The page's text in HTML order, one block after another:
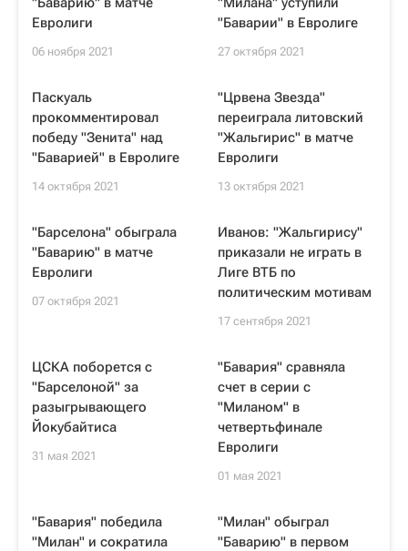
Евролиги
06 ноября 2021
"Баварии" в Евролиге
27 октября 2021
Паскуаль
прокомментировал
победу "Зенита" над
"Баварией" в Евролиге
14 октября 2021
"Црвена Звезда"
переиграла литовский
"Жальгирис" в матче
Евролиги
13 октября 2021
"Барселона" обыграла
"Баварию" в матче
Евролиги
07 октября 2021
Иванов: "Жальгирису"
приказали не играть в
Лиге ВТБ по
политическим мотивам
17 сентября 2021
ЦСКА поборется с
"Барселоной" за
разыгрывающего
Йокубайтиса
31 мая 2021
"Бавария" сравняла
счет в серии с
"Миланом" в
четвертьфинале
Евролиги
01 мая 2021
"Бавария" победила
"Милан" и сократила
"Милан" обыграл
"Баварию" в первом